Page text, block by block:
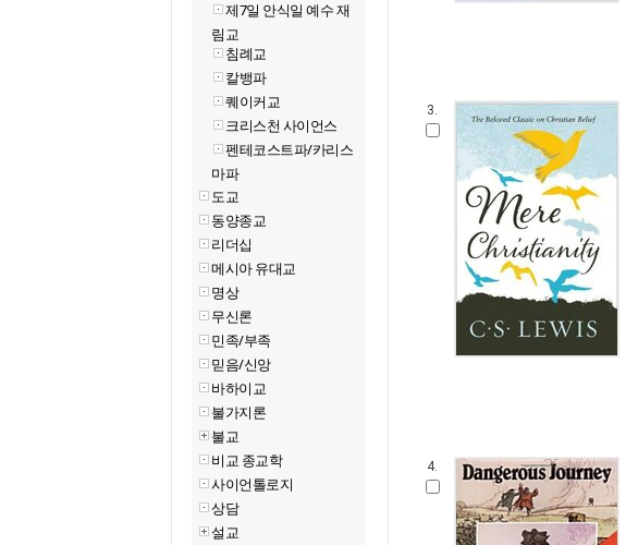
제7일 안식일 예수 재
림교
침례교
칼뱅파
퀘이커교
크리스천 사이언스
펜테코스트파/카리스
마파
도교
동양종교
리더십
메시아 유대교
명상
무신론
민족/부족
믿음/신앙
바하이교
불가지론
불교
비교 종교학
사이언톨로지
상담
설교
3.
4.